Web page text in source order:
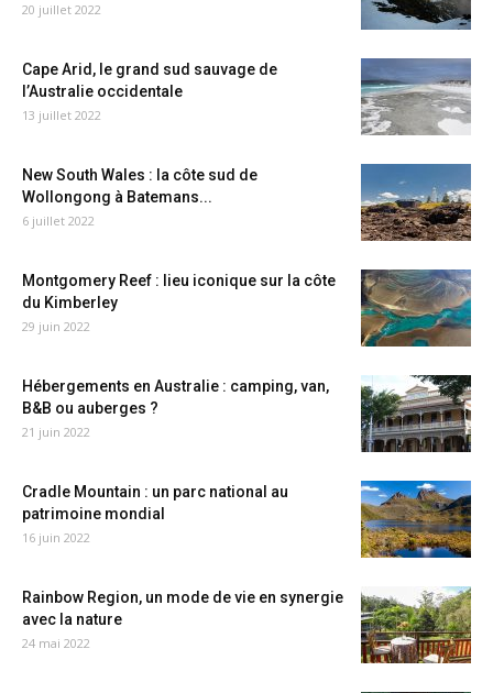
20 juillet 2022
Cape Arid, le grand sud sauvage de
l’Australie occidentale
13 juillet 2022
New South Wales : la côte sud de
Wollongong à Batemans...
6 juillet 2022
Montgomery Reef : lieu iconique sur la côte
du Kimberley
29 juin 2022
Hébergements en Australie : camping, van,
B&B ou auberges ?
21 juin 2022
Cradle Mountain : un parc national au
patrimoine mondial
16 juin 2022
Rainbow Region, un mode de vie en synergie
avec la nature
24 mai 2022